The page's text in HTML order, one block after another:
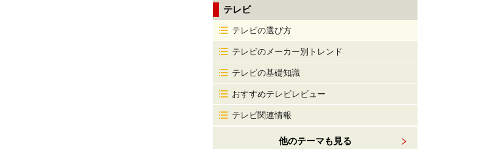
テレビ
テレビの選び方
テレビのメーカー別トレンド
テレビの基礎知識
おすすめテレビレビュー
テレビ関連情報
他のテーマも見る